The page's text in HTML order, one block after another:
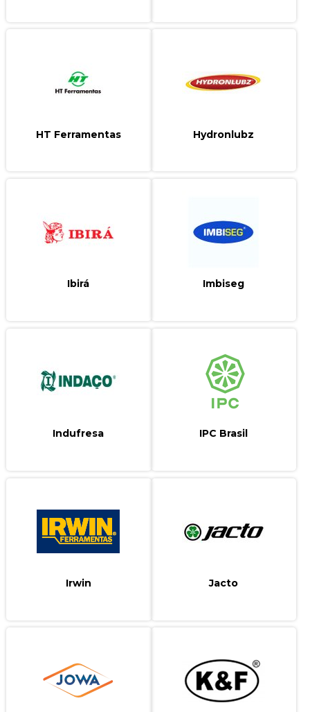
HT Ferramentas Hydronlubz
Ibir Imbiseg
Indufresa IPC Brasil
Irwin Jacto